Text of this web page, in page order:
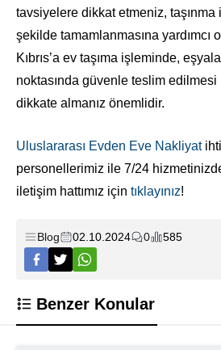
tavsiyelere dikkat etmeniz,
şekilde tamamlanmasına yardımcı
Kıbrıs’a ev taşıma işleminde,
noktasında güvenle teslim edilmesi
dikkate almanız önemlidir.
Uluslararası Evden Eve Nakliyat
personellerimiz ile 7/24
iletişim hattımız için tıklayınız!
Blog 02.10.2024 0 585
Benzer Konular